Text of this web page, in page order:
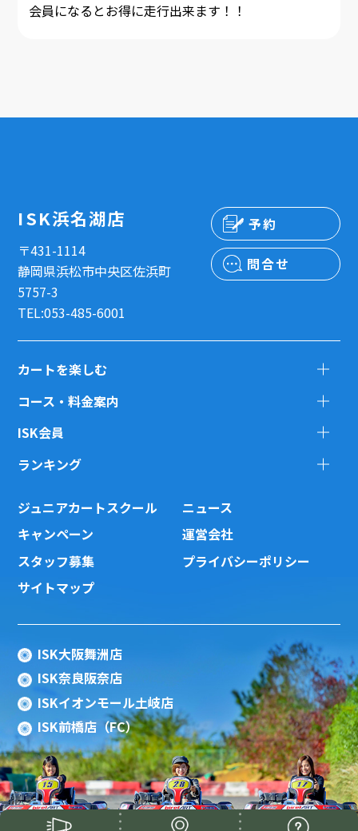
会員になるとお得に走行出来ます！！
ISK浜名湖店
〒431-1114
静岡県浜松市中央区佐浜町
5757-3
TEL:053-485-6001
予約
問合せ
カートを楽しむ
コース・料金案内
ISK会員
ランキング
ジュニアカートスクール
ニュース
キャンペーン
運営会社
スタッフ募集
プライバシーポリシー
サイトマップ
ISK大阪舞洲店
ISK奈良阪奈店
ISKイオンモール土岐店
ISK前橋店（FC）
Copyright(c) 2015 ISK Co., Ltd.All Rights